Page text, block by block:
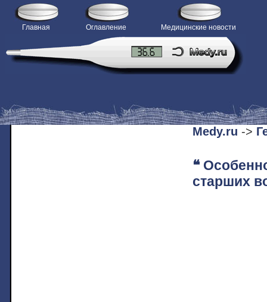
Главная Оглавление Медицинские новости
Medy.ru ->
❝
старших